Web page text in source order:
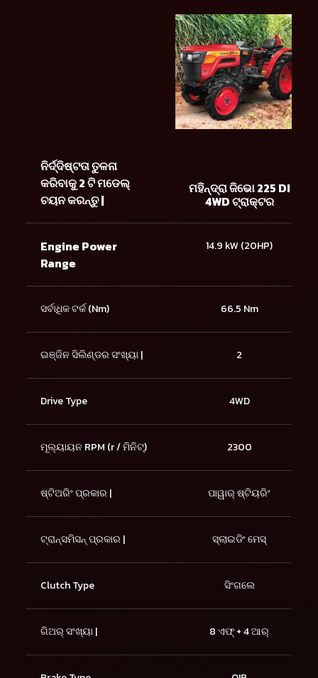
ନିର୍ଦ୍ଦିଷ୍ଟତା ତୁଳନା
କରିବାକୁ 2 ଟି ମଡେଲ୍
ଚୟନ କରନ୍ତୁ |
ମହିନ୍ଦ୍ରା ଜିଭୋ 225 DI
4WD ଟ୍ରାକ୍ଟର
Engine Power
Range
14.9 kW (20HP)
ସର୍ବାଧିକ ଟର୍କ (Nm) 66.5 Nm
ଇଞ୍ଜିନ ସିଲିଣ୍ଡର ସଂଖ୍ୟା | 2
Drive Type 4WD
ମୂଲ୍ୟାୟନ RPM (r / ମିନିଟ୍) 2300
ଷ୍ଟିଅରିଂ ପ୍ରକାର | ପାୱାର୍ ଷ୍ଟିୟରିଂ
ଟ୍ରାନ୍ସମିସନ୍ ପ୍ରକାର | ସ୍ଲାଇଡିଂ ମେସ୍
Clutch Type ସିଂଗଲେ
ଗିଅର୍ ସଂଖ୍ୟା | 8 ଏଫ୍ + 4 ଆର୍